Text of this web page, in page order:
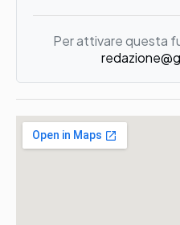
Per attivare questa